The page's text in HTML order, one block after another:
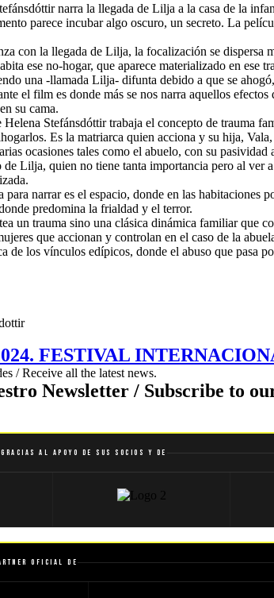
narra la llegada de Lilja a la casa de la
parece incubar algo oscuro, un secreto. La
con la llegada de Lilja, la focalización se dispersa
ese no-hogar, que aparece materializado en
una -llamada Lilja- difunta debido a que se
el film es donde más se nos narra aquellos
su cama.
Helena Stefánsdóttir trabaja el concepto de trauma
Es la matriarca quien acciona y su hija,
ocasiones tales como el abuelo, con su
Lilja, quien no tiene tanta importancia pero al ver
narrar es el espacio, donde en las habitaciones
predomina la frialdad y el terror.
un trauma sino una clásica dinámica familiar que
que accionan y controlan en el caso de la
de los vínculos edípicos, donde el abuso que pasa
FESTIVAL
/ Receive all the latest news.
Newsletter / Subscribe to
al apoyo de sus socios y de
Oficial de